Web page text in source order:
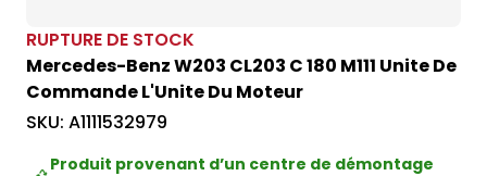
RUPTURE DE STOCK
Mercedes-Benz W203 CL203 C 180 M111 Unite De
Commande L'Unite Du Moteur
SKU: A1111532979
Produit provenant d’un centre de démontage